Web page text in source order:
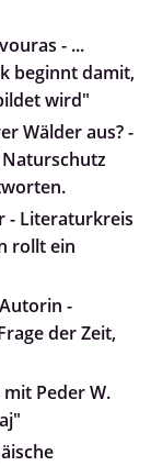
- ...
beginnt damit,
wird"
Wälder aus? -
- Literaturkreis
rollt ein
-
der Zeit,
Peder W.